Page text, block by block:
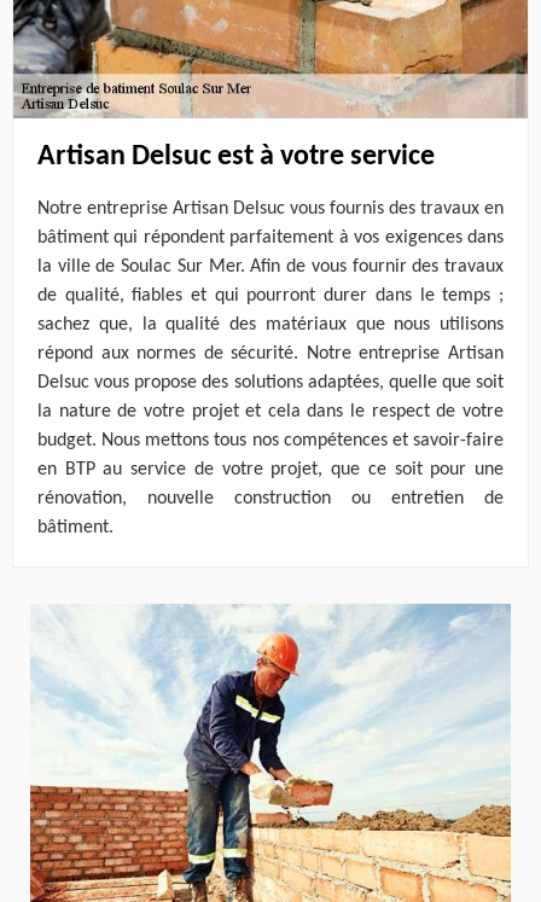
Artisan Delsuc est à votre service
Notre entreprise Artisan Delsuc vous fournis des travaux en
bâtiment qui répondent parfaitement à vos exigences dans
la ville de Soulac Sur Mer. Afin de vous fournir des travaux
de qualité, fiables et qui pourront durer dans le temps ;
sachez que, la qualité des matériaux que nous utilisons
répond aux normes de sécurité. Notre entreprise Artisan
Delsuc vous propose des solutions adaptées, quelle que soit
la nature de votre projet et cela dans le respect de votre
budget. Nous mettons tous nos compétences et savoir-faire
en BTP au service de votre projet, que ce soit pour une
rénovation, nouvelle construction ou entretien de
bâtiment.